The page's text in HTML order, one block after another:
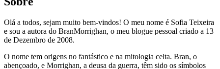
Olá a todos, sejam muito bem-vindos! O meu nome é Sofia Teixeira
e sou a autora do BranMorrighan, o meu blogue pessoal criado a 13
de Dezembro de 2008.
O nome tem origens no fantástico e na mitologia celta. Bran, o
abençoado, e Morrighan, a deusa da guerra, têm sido os símbolos